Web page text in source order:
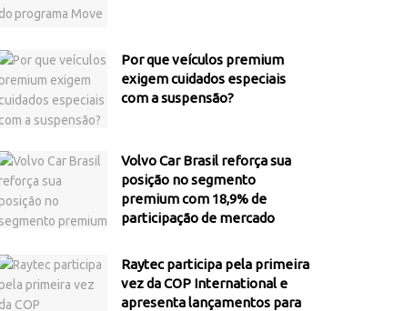
Por que veículos premium
exigem cuidados especiais
com a suspensão?
Volvo Car Brasil reforça sua
posição no segmento
premium com 18,9% de
participação de mercado
Raytec participa pela primeira
vez da COP International e
apresenta lançamentos para